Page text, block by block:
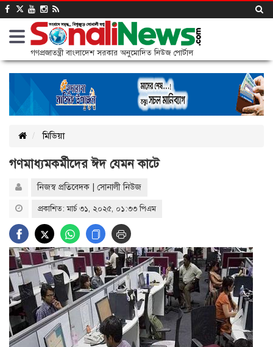
গণপ্রজাতন্ত্রী বাংলাদেশ সরকার অনুমোদিত নিউজ পোর্টাল
মিডিয়া
গণমাধ্যমকর্মীদের ঈদ যেমন কাটে
নিজস্ব প্রতিবেদক | সোনালী নিউজ
প্রকাশিত: মার্চ ৩১, ২০২৫, ০১:৩৩ পিএম